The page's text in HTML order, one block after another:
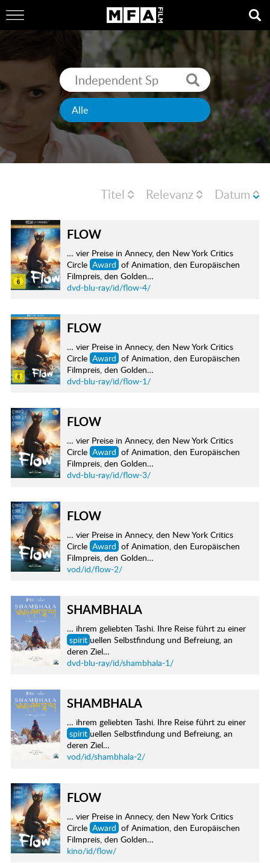
Titel Relevanz Datum
FLOW
… vier Preise in Annecy, den New York Critics
Circle Award of Animation, den Europäischen
Filmpreis, den Golden…
dvd-blu-ray/id/flow-4/
FLOW
… vier Preise in Annecy, den New York Critics
Circle Award of Animation, den Europäischen
Filmpreis, den Golden…
dvd-blu-ray/id/flow-1/
FLOW
… vier Preise in Annecy, den New York Critics
Circle Award of Animation, den Europäischen
Filmpreis, den Golden…
dvd-blu-ray/id/flow-3/
FLOW
… vier Preise in Annecy, den New York Critics
Circle Award of Animation, den Europäischen
Filmpreis, den Golden…
vod/id/flow-2/
SHAMBHALA
… ihrem geliebten Tashi. Ihre Reise führt zu einer
spirit uellen Selbstfindung und Befreiung, an
deren Ziel…
dvd-blu-ray/id/shambhala-1/
SHAMBHALA
… ihrem geliebten Tashi. Ihre Reise führt zu einer
spirit uellen Selbstfindung und Befreiung, an
deren Ziel…
vod/id/shambhala-2/
FLOW
… vier Preise in Annecy, den New York Critics
Circle Award of Animation, den Europäischen
Filmpreis, den Golden…
kino/id/flow/